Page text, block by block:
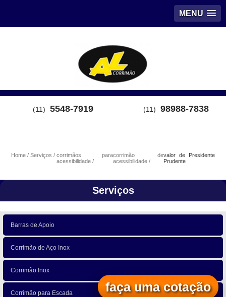
MENU
(11) 5548-7919 (11) 98988-7838
Home Serviços
corrimãos para
acessibilidade
corrimão de
acessibilidade
valor de Presidente
Prudente
Serviços
Barras de Apoio
Corrimão de Aço Inox
Corrimão Inox
Corrimão para Escada faça uma cotação